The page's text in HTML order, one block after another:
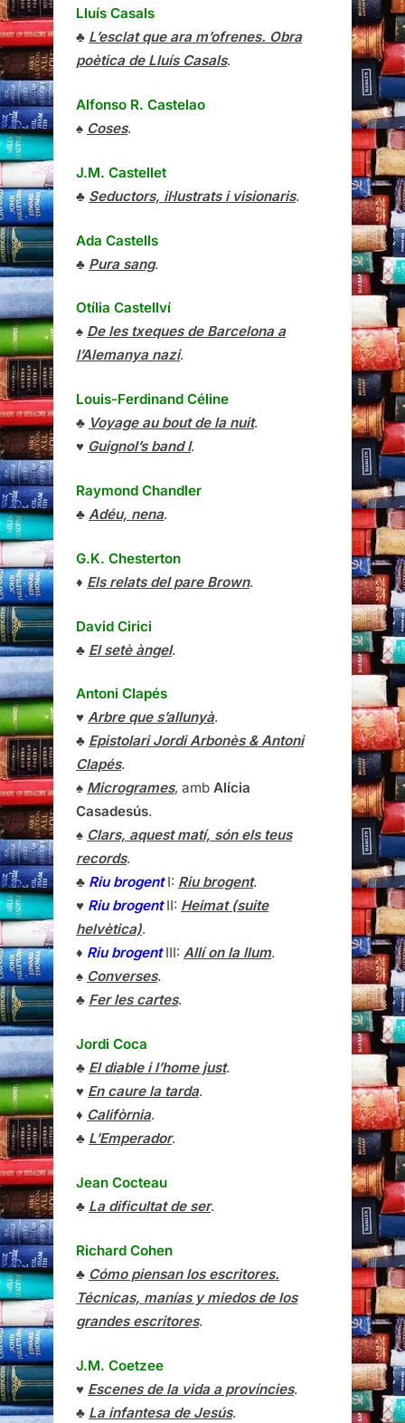
Lluís Casals
♣ L’esclat que ara m’ofrenes. Obra
poètica de Lluís Casals.
Alfonso R. Castelao
♠ Coses.
J.M. Castellet
♣ Seductors, il·lustrats i visionaris.
Ada Castells
♣ Pura sang.
Otília Castellví
♠ De les txeques de Barcelona a
l’Alemanya nazi.
Louis-Ferdinand Céline
♣ Voyage au bout de la nuit.
♥ Guignol’s band I.
Raymond Chandler
♣ Adéu, nena.
G.K. Chesterton
♦ Els relats del pare Brown.
David Cirici
♣ El setè àngel.
Antoni Clapés
♥ Arbre que s’allunyà.
♣ Epistolari Jordi Arbonès & Antoni
Clapés.
♠ Microgrames, amb Alícia
Casadesús.
♠ Clars, aquest matí, són els teus
records.
♣ Riu brogentI: Riu brogent.
♥ Riu brogentII: Heimat (suite
helvètica).
♦ Riu brogentIII: Allí on la llum.
♠ Converses.
♣ Fer les cartes.
Jordi Coca
♣ El diable i l’home just.
♥ En caure la tarda.
♦ Califòrnia.
♣ L’Emperador.
Jean Cocteau
♣ La dificultat de ser.
Richard Cohen
♣ Cómo piensan los escritores.
Técnicas, manías y miedos de los
grandes escritores.
J.M. Coetzee
♥ Escenes de la vida a províncies.
♣ La infantesa de Jesús.